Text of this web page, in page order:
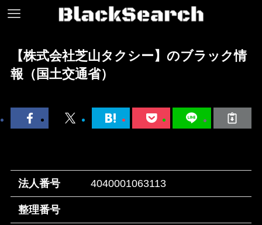
【株式会社芝山タクシー】のブラック情
報（国土交通省）
法人番号 4040001063113
整理番号